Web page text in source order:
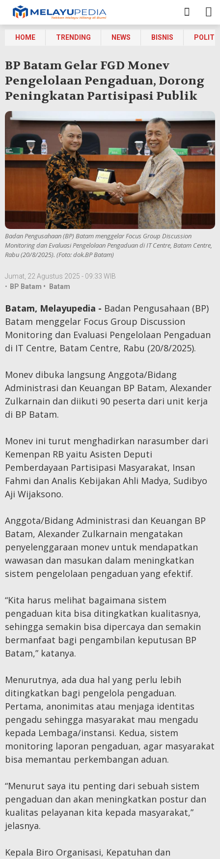
HOME TRENDING NEWS BISNIS
BP Batam Gelar FGD Monev
Pengelolaan Pengaduan, Dorong
Peningkatan Partisipasi Publik
Badan Pengusahaan (BP) Batam menggelar Focus Group Discussion
Monitoring dan Evaluasi Pengelolaan Pengaduan di IT Centre, Batam Centre,
Rabu (20/8/2025). (Foto: dok.BP Batam)
Jumat, 22 Agustus 2025 - 09:33 WIB
• BP Batam • Batam
Batam, Melayupedia - Badan Pengusahaan (BP)
Batam menggelar Focus Group Discussion
Monitoring dan Evaluasi Pengelolaan Pengaduan
di IT Centre, Batam Centre, Rabu (20/8/2025).
Monev dibuka langsung Anggota/Bidang
Administrasi dan Keuangan BP Batam, Alexander
Zulkarnain dan diikuti 90 peserta dari unit kerja
di BP Batam.
Monev ini turut menghadirkan narasumber dari
Kemenpan RB yaitu Asisten Deputi
Pemberdayaan Partisipasi Masyarakat, Insan
Fahmi dan Analis Kebijakan Ahli Madya, Sudibyo
Aji Wijaksono.
Anggota/Bidang Administrasi dan Keuangan BP
Batam, Alexander Zulkarnain mengatakan
penyelenggaraan monev untuk mendapatkan
wawasan dan masukan dalam meningkatkan
sistem pengelolaan pengaduan yang efektif.
“Kita harus melihat bagaimana sistem
pengaduan kita bisa ditingkatkan kualitasnya,
sehingga semakin bisa dipercaya dan semakin
bermanfaat bagi pengambilan keputusan BP
Batam,” katanya.
Menurutnya, ada dua hal yang perlu lebih
ditingkatkan bagi pengelola pengaduan.
Pertama, anonimitas atau menjaga identitas
pengadu sehingga masyarakat mau mengadu
kepada Lembaga/instansi. Kedua, sistem
monitoring laporan pengaduan, agar masyarakat
bisa memantau perkembangan aduan.
“Menurut saya itu penting dari sebuah sistem
pengaduan dan akan meningkatkan postur dan
kualitas pelayanan kita kepada masyarakat,”
jelasnya.
Kepala Biro Organisasi, Kepatuhan dan